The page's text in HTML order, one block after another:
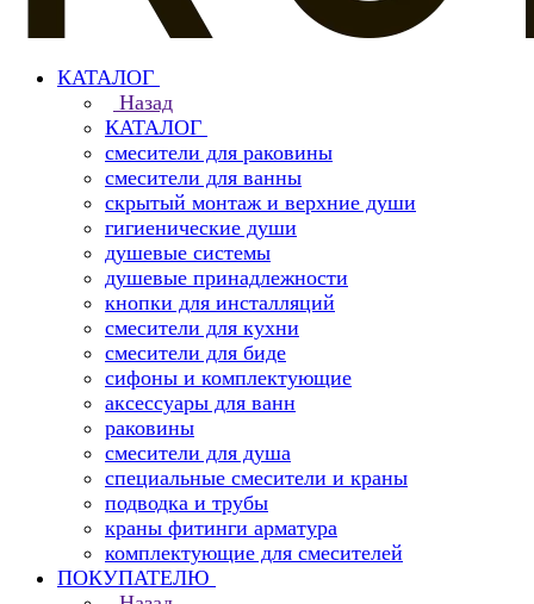
КАТАЛОГ
Назад
КАТАЛОГ
смесители для раковины
смесители для ванны
скрытый монтаж и верхние души
гигиенические души
душевые системы
душевые принадлежности
кнопки для инсталляций
смесители для кухни
смесители для биде
сифоны и комплектующие
аксессуары для ванн
раковины
смесители для душа
специальные смесители и краны
подводка и трубы
краны фитинги арматура
комплектующие для смесителей
ПОКУПАТЕЛЮ